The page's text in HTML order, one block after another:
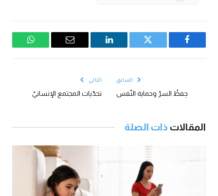
فيسبوك تويتر لينكدإن
البريد
واتساب
السابق
حِفظُ السرّ وحماية النّفس
التالي
تحدّيات المجتمع الإنسانيّ
المقالات ذات الصلة